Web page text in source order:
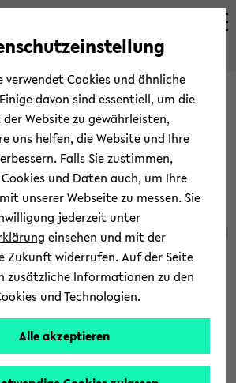
Automatische
vermeiden
zum
wechseln
zum
wechseln
zum
wechseln
Ser­vices
LNAC
​Adressen
verwendet Cookies und ähnliche
davon sind essentiell, um die
Website zu gewährleisten,
uns helfen, die Website und Ihre
Falls Sie zustimmen,
und Daten auch, um Ihre
unserer Webseite zu messen. Sie
jederzeit unter
einsehen und mit der
Zukunft widerrufen. Auf der Seite
zusätzliche Informationen zu den
und Technologien.
Alle akzeptieren